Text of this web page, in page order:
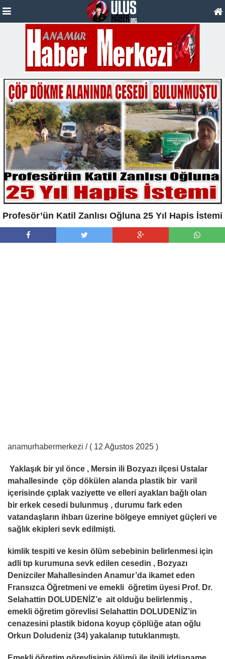
Profesör’ün Katil Zanlısı Oğluna 25 Yıl Hapis İstemi
anamurhabermerkezi / ( 12 Ağustos 2025 )
Yaklaşık bir yıl önce , Mersin ili Bozyazı ilçesi Ustalar
mahallesinde çöp dökülen alanda plastik bir varil
içerisinde çıplak vaziyette ve elleri ayakları bağlı olan
bir erkek cesedi bulunmuş , durumu fark eden
vatandaşların ihbarı üzerine bölgeye emniyet güçleri ve
sağlık ekipleri sevk edilmişti.
kimlik tespiti ve kesin ölüm sebebinin belirlenmesi için
adli tıp kurumuna sevk edilen cesedin , Bozyazı
Denizciler Mahallesinden Anamur’da ikamet eden
Fransızca Öğretmeni ve emekli öğretim üyesi Prof. Dr.
Selahattin DOLUDEN İZ’e ait olduğu belirlenmiş ,
emekli öğretim görevlisi Selahattin DOLUDENİZ’in
cenazesini plastik bidona koyup çöplüğe atan oğlu
Orkun Doludeniz (34) yakalanıp tutuklanmıştı.